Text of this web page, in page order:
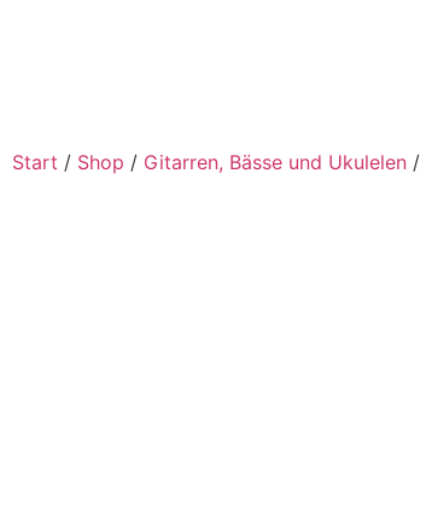
Start / Shop / Gitarren, Bässe und Ukulelen /